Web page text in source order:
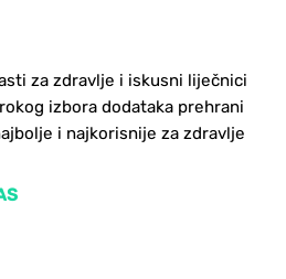
za zdravlje i iskusni liječnici
izbora dodataka prehrani
i najkorisnije za zdravlje